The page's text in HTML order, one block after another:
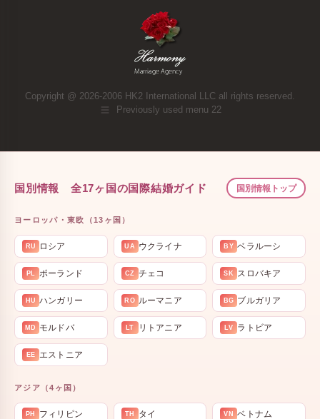
Copyright @ 2026-2006 HK2 International LLC all rights reserved.
Previously used menu 22
国別情報 全17ヶ国の国際結婚ガイド 国別情報トップ
ヨーロッパ・東欧（13ヶ国）
RU ロシア UA ウクライナ BY ベラルーシ
PL ポーランド CZ チェコ SK スロバキア
HU ハンガリー RO ルーマニア BG ブルガリア
MD モルドバ LT リトアニア LV ラトビア
EE エストニア
アジア（4ヶ国）
PH フィリピン TH タイ VN ベトナム